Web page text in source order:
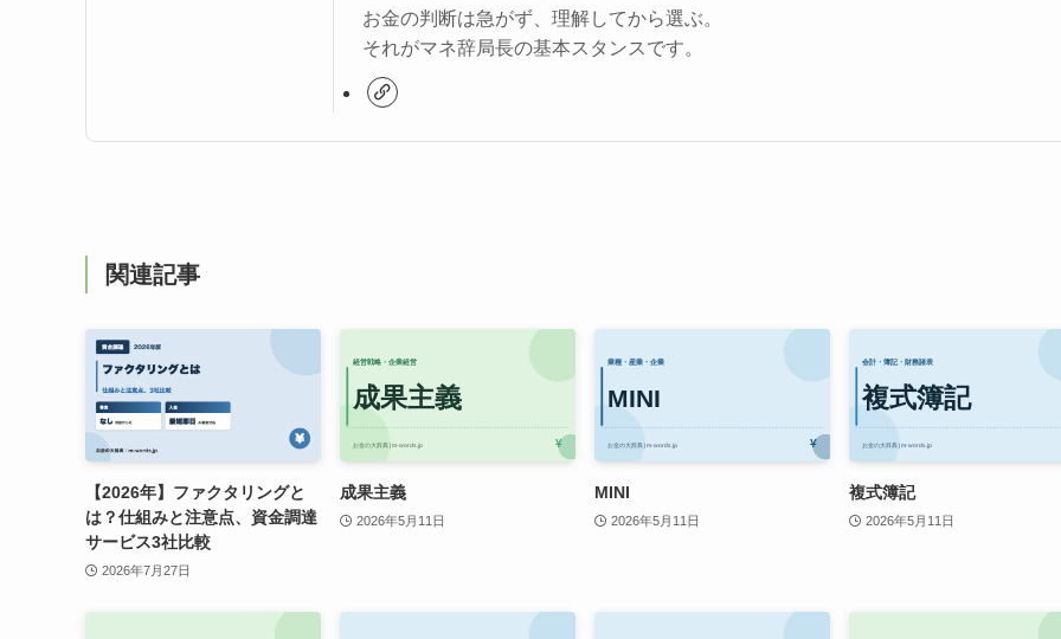
お金の判断は急がず、理解してから選ぶ。
それがマネ辞局長の基本スタンスです。
関連記事
【2026年】ファクタリングと
は？仕組みと注意点、資金調達
サービス3社比較
2026年7月27日
成果主義
2026年5月11日
MINI
2026年5月11日
複式簿記
2026年5月11日